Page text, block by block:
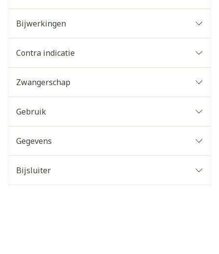
Bijwerkingen
Contra indicatie
Zwangerschap
Gebruik
Gegevens
Bijsluiter